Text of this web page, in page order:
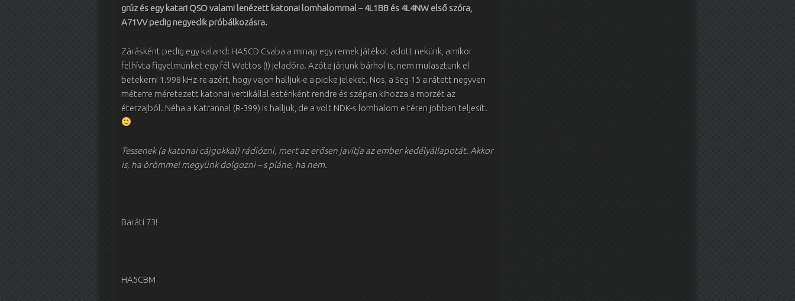
grúz és egy katari QSO valami lenézett katonai lomhalommal–4L1BB és 4L4NW első szóra,
A71VV pedig negyedik próbálkozásra.
Zárásként pedig egy kaland: HA5CD Csaba a minap egy remek játékot adott nekünk, amikor
felhívta figyelmünket egy fél Wattos (!) jeladóra. Azóta járjunk bárhol is, nem mulasztunk el
betekerni 1.998 kHz-re azért, hogy vajon halljuk-e a picike jeleket. Nos, a Seg-15 a rátett negyven
méterre méretezett katonai vertikállal esténként rendre és szépen kihozza a morzét az
éterzajból. Néha a Katrannal (R-399) is halljuk, de a volt NDK-s lomhalom e téren jobban teljesít.
Tessenek (a katonai cájgokkal) rádiózni, mert az erősen javítja az ember kedélyállapotát. Akkor
is, ha örömmel megyünk dolgozni – s pláne, ha nem.
Baráti 73!
HA5CBM